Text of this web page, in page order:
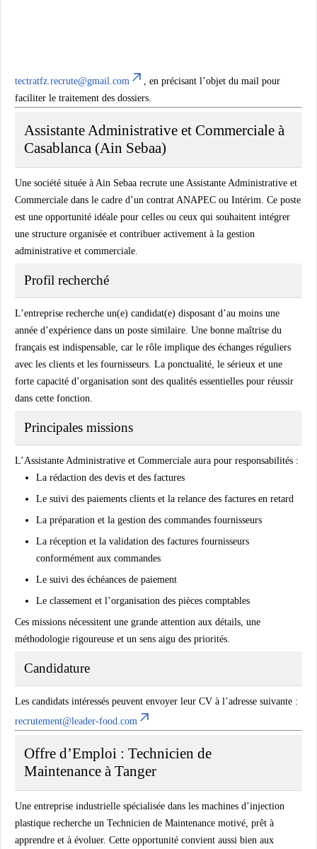
tectratfz.recrute@gmail.com
, en précisant l’objet du mail pour
faciliter le traitement des dossiers.
Assistante Administrative et Commerciale à
Casablanca (Ain Sebaa)
Une société située à Ain Sebaa recrute une Assistante Administrative et
Commerciale dans le cadre d’un contrat ANAPEC ou Intérim. Ce poste
est une opportunité idéale pour celles ou ceux qui souhaitent intégrer
une structure organisée et contribuer activement à la gestion
administrative et commerciale.
Profil recherché
L’entreprise recherche un(e) candidat(e) disposant d’au moins une
année d’expérience dans un poste similaire. Une bonne maîtrise du
français est indispensable, car le rôle implique des échanges réguliers
avec les clients et les fournisseurs. La ponctualité, le sérieux et une
forte capacité d’organisation sont des qualités essentielles pour réussir
dans cette fonction.
Principales missions
L’Assistante Administrative et Commerciale aura pour responsabilités :
La rédaction des devis et des factures
Le suivi des paiements clients et la relance des factures en retard
La préparation et la gestion des commandes fournisseurs
La réception et la validation des factures fournisseurs
conformément aux commandes
Le suivi des échéances de paiement
Le classement et l’organisation des pièces comptables
Ces missions nécessitent une grande attention aux détails, une
méthodologie rigoureuse et un sens aigu des priorités.
Candidature
Les candidats intéressés peuvent envoyer leur CV à l’adresse suivante :
recrutement@leader-food.com
Offre d’Emploi : Technicien de
Maintenance à Tanger
Une entreprise industrielle spécialisée dans les machines d’injection
plastique recherche un Technicien de Maintenance motivé, prêt à
apprendre et à évoluer. Cette opportunité convient aussi bien aux